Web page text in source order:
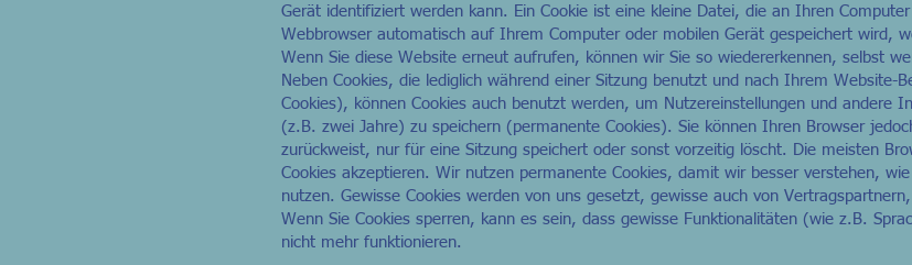
Gerät identifiziert werden kann. Ein Cookie ist eine kleine Datei, die an Ihren
Webbrowser automatisch auf Ihrem Computer oder mobilen Gerät gespeichert wird,
Wenn Sie diese Website erneut aufrufen, können wir Sie so wiedererkennen, selbst
Neben Cookies, die lediglich während einer Sitzung benutzt und nach Ihrem Website-
Cookies), können Cookies auch benutzt werden, um Nutzereinstellungen und andere
(z.B. zwei Jahre) zu speichern (permanente Cookies). Sie können Ihren Browser
zurückweist, nur für eine Sitzung speichert oder sonst vorzeitig löscht. Die meisten
Cookies akzeptieren. Wir nutzen permanente Cookies, damit wir besser verstehen,
nutzen. Gewisse Cookies werden von uns gesetzt, gewisse auch von
Wenn Sie Cookies sperren, kann es sein, dass gewisse Funktionalitäten (wie z.B.
nicht mehr funktionieren.